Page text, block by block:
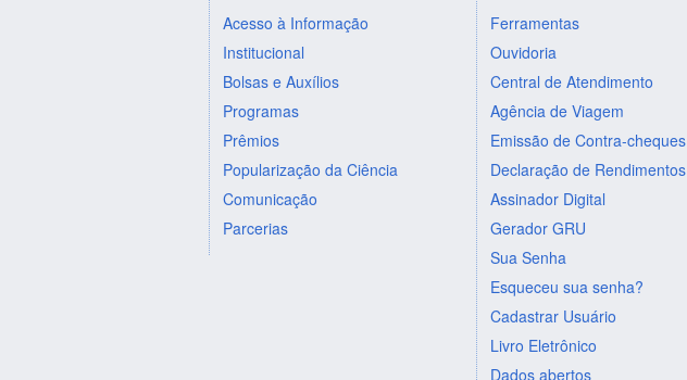
Acesso à Informação
Institucional
Bolsas e Auxílios
Programas
Prêmios
Popularização da Ciência
Comunicação
Parcerias
Ferramentas
Ouvidoria
Central de Atendimento
Agência de Viagem
Emissão de Contra-cheques
Declaração de Rendimentos
Assinador Digital
Gerador GRU
Sua Senha
Esqueceu sua senha?
Cadastrar Usuário
Livro Eletrônico
Dados abertos